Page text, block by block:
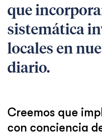
que
sistemática
locales en
diario.
Creemos que
con conciencia